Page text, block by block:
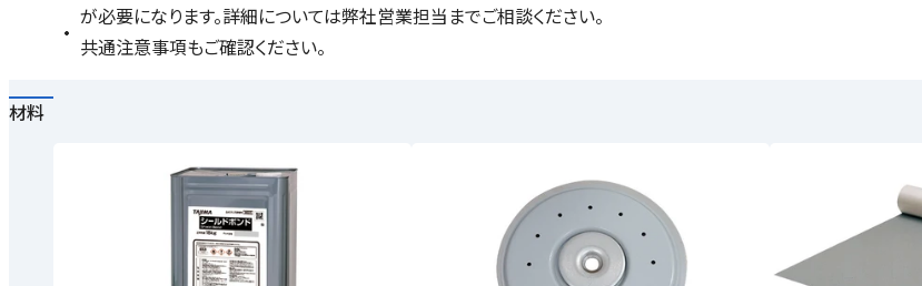
が必要になります。詳細については弊社営業担当までご相談ください。
共通注意事項もご確認ください。
材料